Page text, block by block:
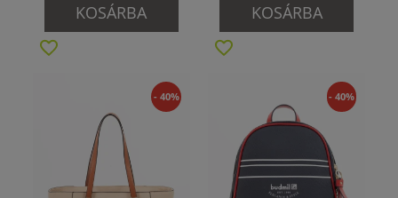
KOSÁRBA KOSÁRBA
- 40% - 40%